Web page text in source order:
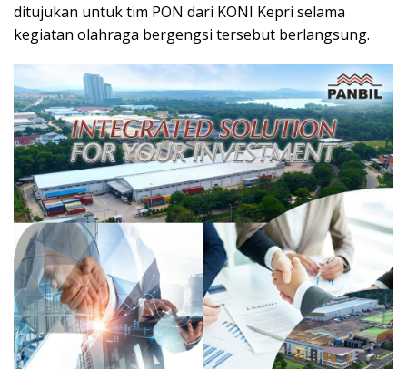
ditujukan untuk tim PON dari KONI Kepri selama
kegiatan olahraga bergengsi tersebut berlangsung.